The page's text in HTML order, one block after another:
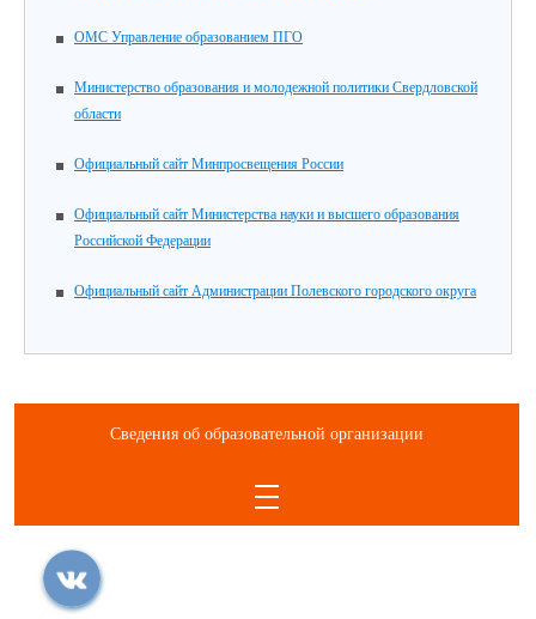
ОМС Управление образованием ПГО
Министерство образования и молодежной политики Свердловской
области
Официальный сайт Минпросвещения России
Официальный сайт Министерства науки и высшего образования
Российской Федерации
Официальный сайт Администрации Полевского городского округа
Сведения об образовательной организации